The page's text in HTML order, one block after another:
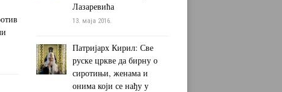
Лазаревића
13. маја 2016.
Патријарх Кирил: Све
руске цркве да бирну о
сиротињи, женама и
онима који се нађу у